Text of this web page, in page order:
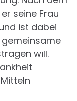
seine Frau
ist dabei
will.